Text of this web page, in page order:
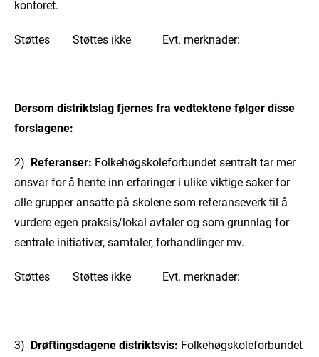
kontoret.
Støttes Støttes ikke Evt. merknader:
Dersom distriktslag fjernes fra vedtektene følger disse
forslagene:
2) Referanser: Folkehøgskoleforbundet sentralt tar mer
ansvar for å hente inn erfaringer i ulike viktige saker for
alle grupper ansatte på skolene som referanseverk til å
vurdere egen praksis/lokal avtaler og som grunnlag for
sentrale initiativer, samtaler, forhandlinger mv.
Støttes Støttes ikke Evt. merknader:
3) Drøftingsdagene distriktsvis: Folkehøgskoleforbundet